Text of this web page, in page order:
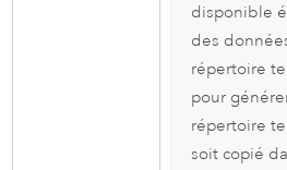
disponible
des
répertoire
pour
répertoire
soit copié